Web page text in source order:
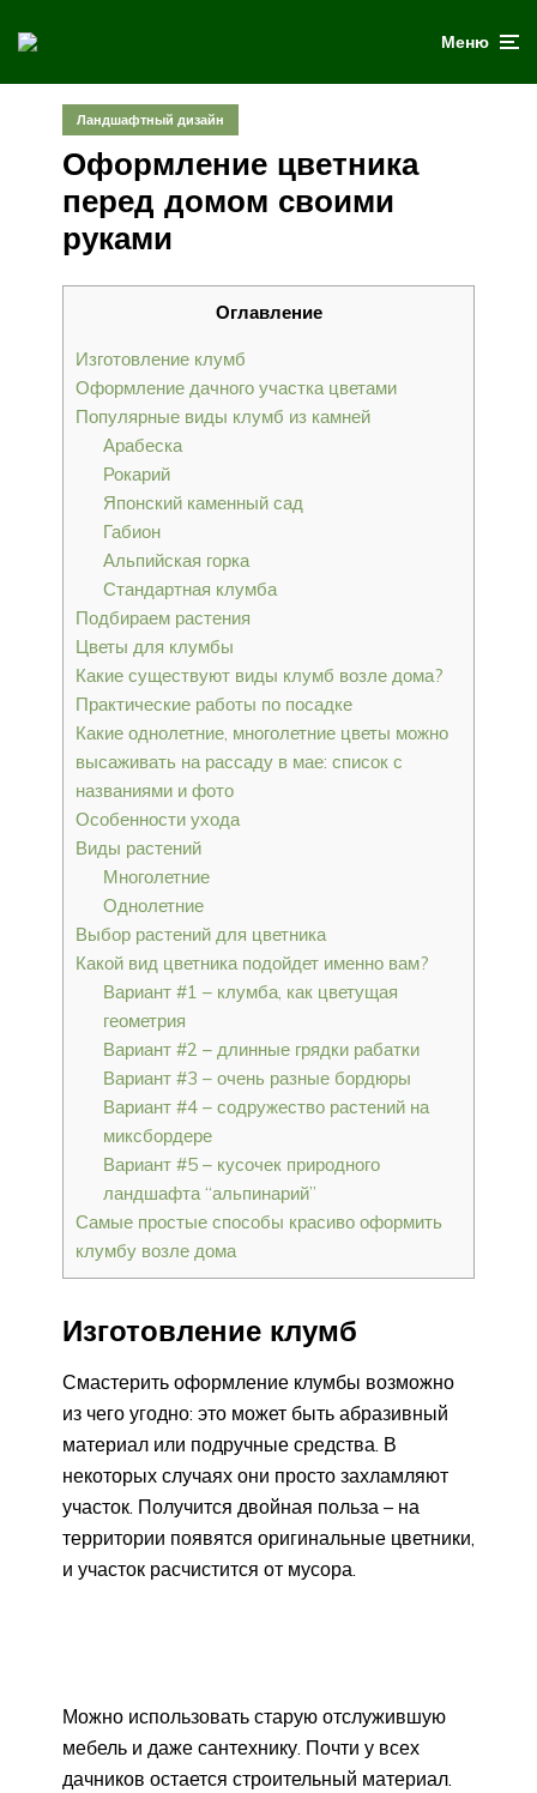
Меню
Ландшафтный дизайн
Оформление цветника
перед домом своими
руками
Оглавление
Изготовление клумб
Оформление дачного участка цветами
Популярные виды клумб из камней
Арабеска
Рокарий
Японский каменный сад
Габион
Альпийская горка
Стандартная клумба
Подбираем растения
Цветы для клумбы
Какие существуют виды клумб возле дома?
Практические работы по посадке
Какие однолетние, многолетние цветы можно
высаживать на рассаду в мае: список с
названиями и фото
Особенности ухода
Виды растений
Многолетние
Однолетние
Выбор растений для цветника
Какой вид цветника подойдет именно вам?
Вариант #1 – клумба, как цветущая
геометрия
Вариант #2 – длинные грядки рабатки
Вариант #3 – очень разные бордюры
Вариант #4 – содружество растений на
миксбордере
Вариант #5 – кусочек природного
ландшафта “альпинарий”
Самые простые способы красиво оформить
клумбу возле дома
Изготовление клумб
Смастерить оформление клумбы возможно
из чего угодно: это может быть абразивный
материал или подручные средства. В
некоторых случаях они просто захламляют
участок. Получится двойная польза – на
территории появятся оригинальные цветники,
и участок расчистится от мусора.
Можно использовать старую отслужившую
мебель и даже сантехнику. Почти у всех
дачников остается строительный материал.